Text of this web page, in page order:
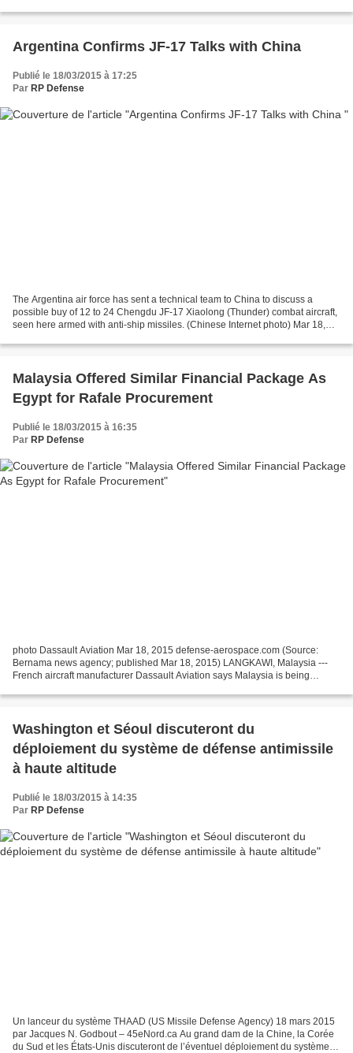
Argentina Confirms JF-17 Talks with China
Publié le 18/03/2015 à 17:25
Par RP Defense
The Argentina air force has sent a technical team to China to discuss a
possible buy of 12 to 24 Chengdu JF-17 Xiaolong (Thunder) combat aircraft,
seen here armed with anti-ship missiles. (Chinese Internet photo) Mar 18,
Malaysia Offered Similar Financial Package As
Egypt for Rafale Procurement
Publié le 18/03/2015 à 16:35
Par RP Defense
photo Dassault Aviation Mar 18, 2015 defense-aerospace.com (Source:
Bernama news agency; published Mar 18, 2015) LANGKAWI, Malaysia ---
French aircraft manufacturer Dassault Aviation says Malaysia is being
Washington et Séoul discuteront du
déploiement du système de défense antimissile
à haute altitude
Publié le 18/03/2015 à 14:35
Par RP Defense
Un lanceur du système THAAD (US Missile Defense Agency) 18 mars 2015
par Jacques N. Godbout – 45eNord.ca Au grand dam de la Chine, la Corée
du Sud et les États-Unis discuteront de l’éventuel déploiement du système